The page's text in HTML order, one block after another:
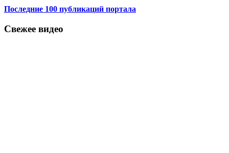
Последние 100 публикаций портала
Свежее видео